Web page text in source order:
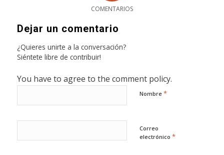
COMENTARIOS
Dejar un comentario
¿Quieres unirte a la conversación?
Siéntete libre de contribuir!
You have to agree to the comment policy.
Nombre *
Correo
electrónico *